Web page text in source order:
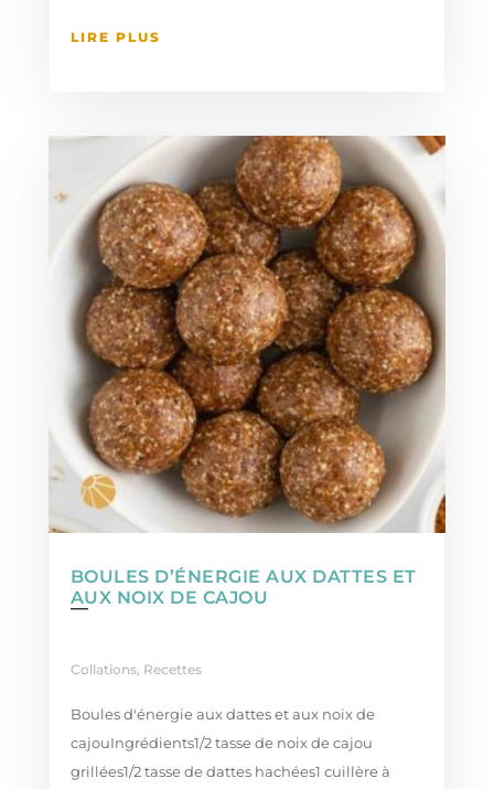
LIRE PLUS
BOULES D’ÉNERGIE AUX DATTES ET
AUX NOIX DE CAJOU
Collations, Recettes
Boules d'énergie aux dattes et aux noix de
cajouIngrédients1/2 tasse de noix de cajou
grillées1/2 tasse de dattes hachées1 cuillère à